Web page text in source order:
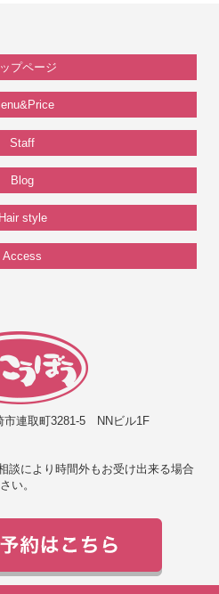
プページ
Staff
Blog
Hair style
Access
市連取町3281-5 NNビル1F
談により時間外もお受け出来る場合
い。